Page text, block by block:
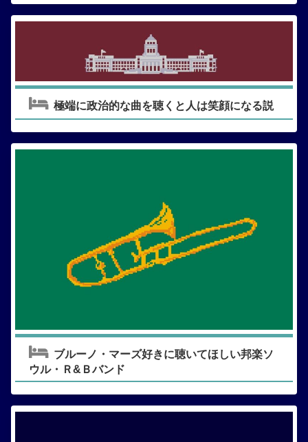
極端に政治的な曲を聴くと人は笑顔になる説
ブルーノ・マーズ好きに聴いてほしい邦楽ソ
ウル・Ｒ&Ｂバンド